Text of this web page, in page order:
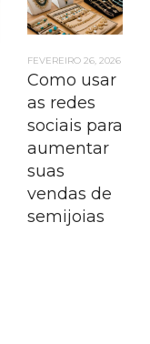
FEVEREIRO 26, 2026
Como usar
as redes
sociais para
aumentar
suas
vendas de
semijoias